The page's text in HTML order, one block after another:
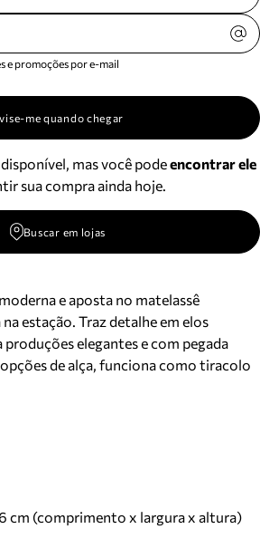
e promoções por e-mail
me quando chegar
mas você podeencontrar ele
sua compra ainda hoje.
Buscar em lojas
e aposta no matelassê
estação. Traz detalhe em elos
produções elegantes e com pegada
de alça, funciona como tiracolo
cm (comprimento x largura x altura)